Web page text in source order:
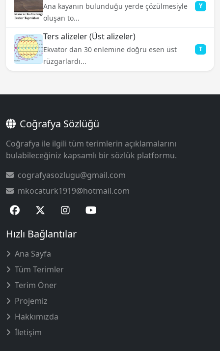
Ana kayanın bulunduğu yerde çözülmesiyle
oluşan to...
Y
Ters alizeler (Üst alizeler)
Ekvator dan 30 enlemine doğru esen üst
rüzgarlardı...
T
Coğrafya Sözlüğü
Coğrafya ile ilgili tüm terimlerin açıklamalarını
bulabileceğiniz kapsamlı bir sözlük platformu.
cografyasozlugu@gmail.com
mkocaturk1919@hotmail.com
Hızlı Bağlantılar
Ana Sayfa
Tüm Terimler
Terim Öner
Projemiz
Hakkımızda
İletişim